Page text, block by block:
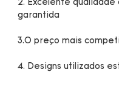
2. Excelente